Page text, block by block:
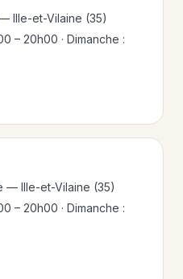
Ille-et-Vilaine (35)
– 20h00 · Dimanche :
— Ille-et-Vilaine (35)
– 20h00 · Dimanche :